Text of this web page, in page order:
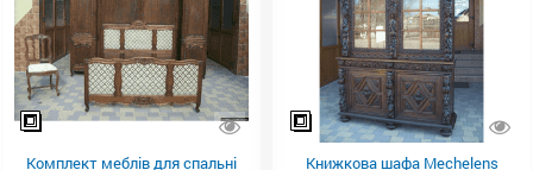
Комплект меблів для спальні Книжкова шафа Mechelens